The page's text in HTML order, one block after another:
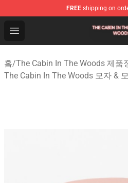
FREE shipping on
Open menu
The Cabin In The Woods
홈/The Cabin In The Woods 제품
The Cabin In The Woods 모자 &